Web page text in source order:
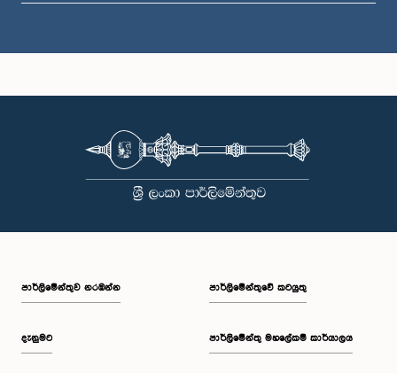
ප.ව. 1:00 - ප.ව. 1:10
පාර්ලි‌මේන්තුව නරඹන්න
දැනුමට
පාර්ලිමේන්තුවේ කටයුතු
පාර්ලිමේන්තු මහලේකම් කාර්යාලය